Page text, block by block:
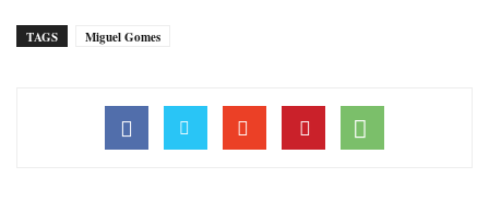
TAGS Miguel Gomes